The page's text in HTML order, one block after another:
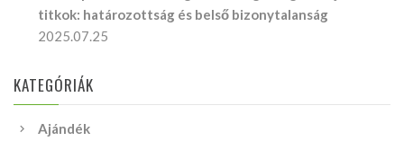
titkok: határozottság és belső bizonytalanság
2025.07.25
KATEGÓRIÁK
Ajándék